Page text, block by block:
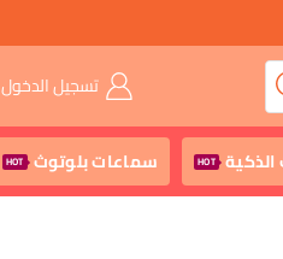
تسجيل الدخول
HOT سماعات بلوتوث HOT